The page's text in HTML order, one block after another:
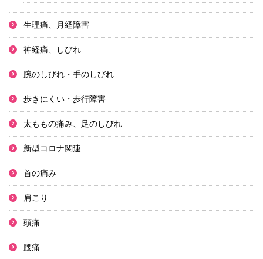
生理痛、月経障害
神経痛、しびれ
腕のしびれ・手のしびれ
歩きにくい・歩行障害
太ももの痛み、足のしびれ
新型コロナ関連
首の痛み
肩こり
頭痛
腰痛